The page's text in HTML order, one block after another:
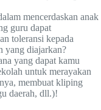
mencerdaskan anak
guru dapat
toleransi kepada
yang diajarkan?
yang dapat kamu
untuk merayakan
membuat kliping
daerah, dll.)!